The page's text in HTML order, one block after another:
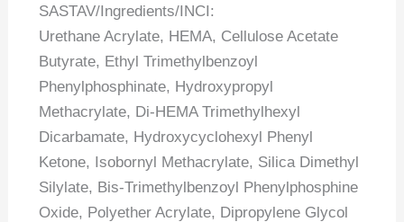
SASTAV/Ingredients/INCI:
Urethane Acrylate, HEMA, Cellulose Acetate
Butyrate, Ethyl Trimethylbenzoyl
Phenylphosphinate, Hydroxypropyl
Methacrylate, Di-HEMA Trimethylhexyl
Dicarbamate, Hydroxycyclohexyl Phenyl
Ketone, Isobornyl Methacrylate, Silica Dimethyl
Silylate, Bis-Trimethylbenzoyl Phenylphosphine
Oxide, Polyether Acrylate, Dipropylene Glycol